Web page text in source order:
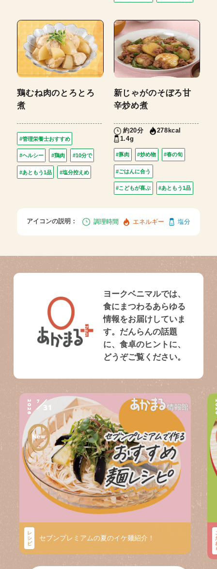
鶏むね肉のとろとろ
煮
#管理栄養士おすすめ
#ヘルシー #鶏肉 #10分で
#あともう1品 #塩分控えめ
新じゃがのそぼろ甘
辛炒め煮
約20分
278kcal
1.4g
#豚肉 #炒め物 #春の旬
#ごはんに合う
#こどもが喜ぶ #あともう1品
アイコンの説明： 調理時間 エネルギー 塩分
ヨークベニマルでは、
食にまつわるあらゆる
情報をお届けしていま
す。だんらんの話題
に、食卓のヒントに、
どうぞご覧ください。
2026 7
31
レ
シ
ピ
セブンプレミアムの夏のイケ麺紹介！